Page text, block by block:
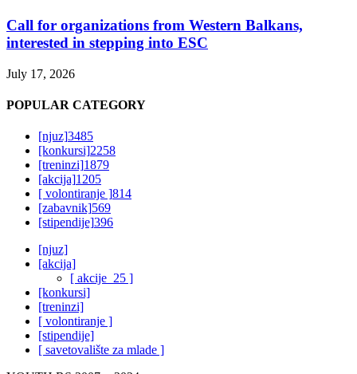
Call for organizations from Western Balkans,
interested in stepping into ESC
July 17, 2026
POPULAR CATEGORY
[njuz]3485
[konkursi]2258
[treninzi]1879
[akcija]1205
[ volontiranje ]814
[zabavnik]569
[stipendije]396
[njuz]
[akcija]
[ akcije_25 ]
[konkursi]
[treninzi]
[ volontiranje ]
[stipendije]
[ savetovalište za mlade ]